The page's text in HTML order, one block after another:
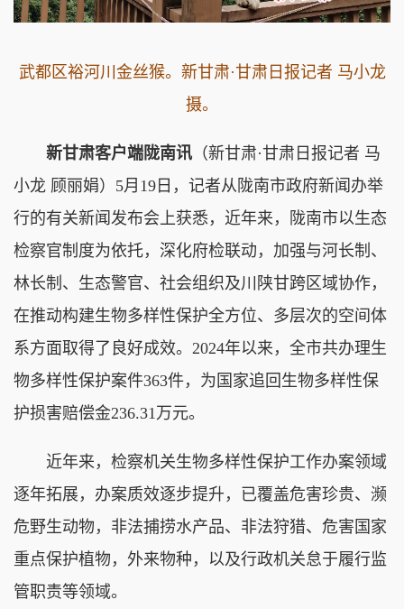
武都区裕河川金丝猴。新甘肃·甘肃日报记者 马小龙
摄。
新甘肃客户端陇南讯 （新甘肃·甘肃日报记者 马
小龙 顾丽娟）5月19日，记者从陇南市政府新闻办举
行的有关新闻发布会上获悉，近年来，陇南市以生态
检察官制度为依托，深化府检联动，加强与河长制、
林长制、生态警官、社会组织及川陕甘跨区域协作，
在推动构建生物多样性保护全方位、多层次的空间体
系方面取得了良好成效。 2024年以来，全市共办理生
物多样性保护案件363件，为国家追回生物多样性保
护损害赔偿金236.31万元。
近年来，检察机关生物多样性保护工作办案领域
逐年拓展，办案质效逐步提升，已覆盖危害珍贵、濒
危野生动物，非法捕捞水产品、非法狩猎、危害国家
重点保护植物，外来物种，以及行政机关怠于履行监
管职责等领域。